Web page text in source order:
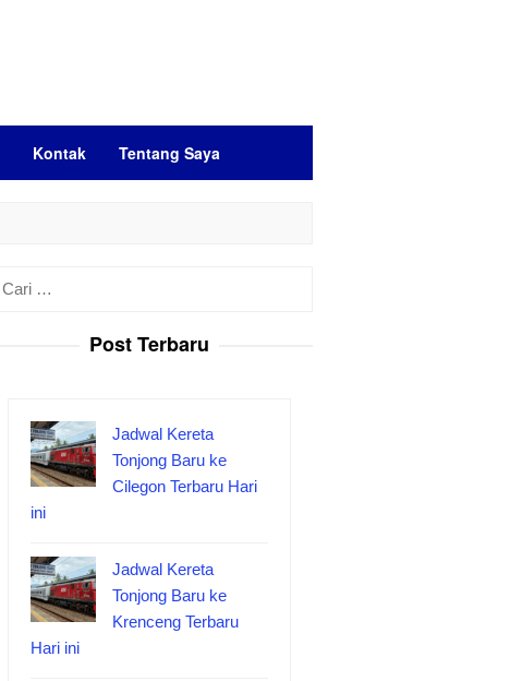
Kontak Tentang Saya
Post Terbaru
Jadwal Kereta
Tonjong Baru ke
Cilegon Terbaru Hari
ini
Jadwal Kereta
Tonjong Baru ke
Krenceng Terbaru
Hari ini